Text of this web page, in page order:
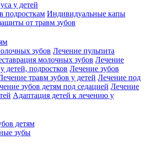
у детей
подросткам Индивидуальные капы
от травм зубов
зубов Лечение пульпита
молочных зубов Лечение
детей, подростков Лечение зубов
травм зубов у детей Лечение под
зубов детям под седацией Лечение
Адаптация детей к лечению у
детям
зубы